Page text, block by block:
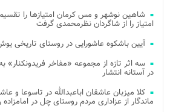
شاهین نوشهر و مس کرمان امتیازها را
امتیاز را از شاگردان نظرمحمدی گرفت
آیین باشکوه عاشورایی در روستای تاریخی
سه اثر تازه از مجموعه «مفاخر فریدونکنار»
در آستانه انتشار
کلا میزبان عاشقان اباعبدالله در تاسوعا و
ماندگار از عزاداری مردم روستای چل در امامزاده